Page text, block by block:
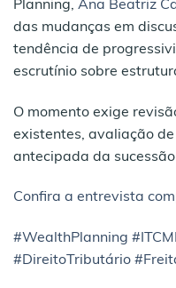
Planning, Ana Beatriz
das mudanças em
tendência de
escrutínio sobre
O momento exige
existentes, avaliação
antecipada da
Confira a entrevista
#WealthPlanning
#DireitoTributário